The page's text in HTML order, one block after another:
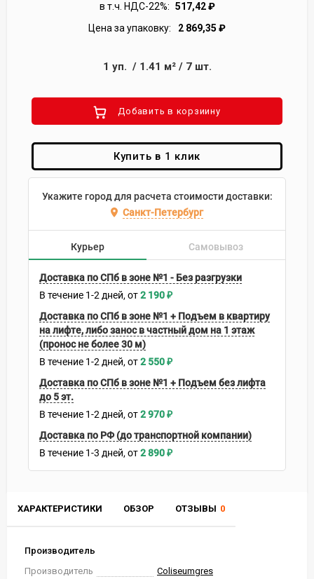
ХАРАКТЕРИСТИКИ ОБЗОР ОТЗЫВЫ 0
Производитель
Производитель
Coliseumgres
в т.ч. НДС-22%: 517,42₽
Цена за упаковку:
2 869,35 ₽
1 уп. / 1.41 м²/ 7 шт.
Добавить в корзиину
Купить в 1 клик
Укажите город для расчета стоимости доставки:
Санкт-Петербург
Курьер Самовывоз
Доставка по СПб в зоне №1 - Без разгрузки
В течение 1-2 дней 2 190₽
Доставка по СПб в зоне №1 + Подъем в квартиру
на лифте, либо занос в частный дом на 1 этаж
(пронос не более 30 м)
В течение 1-2 дней 2 550₽
Доставка по СПб в зоне №1 + Подъем без лифта
до 5 эт.
В течение 1-2 дней 2 970₽
Доставка по РФ (до транспортной компании)
В течение 1-3 дней 2 890₽